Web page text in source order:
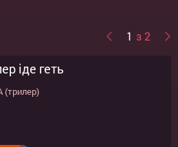
1 з 2
іде геть
війна
Франція, Великобританія